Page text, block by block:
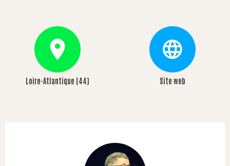
Loire-Atlantique (44) Site web